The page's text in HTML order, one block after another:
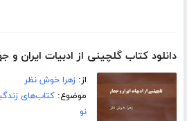
دانلود کتاب گلچینی از ادبیات ایران و
از:زهرا خوش نظر
موضوع:کتاب‌های
نو